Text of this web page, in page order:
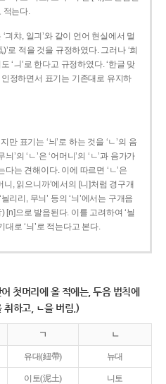
적는다.
긔챠, 일긔’와 같이 언어 현실에서 멀
로 적을 것을 규정하였다. 그러나 ‘희
‘ㅢ’로 한다고 규정하였다. ‘한글 맞
정하면서 표기는 기존대로 유지하
만 표기는 ‘늬’로 하는 것을 ‘ㄴ’의 음
’의 ‘ㄴ’은 ‘어머니’의 ‘ㄴ’과 음가가
다는 견해이다. 이에 따르면 ‘ㄴ’은
니, 읽으니까’에서의 [니]처럼 경구개
리리, 무늬’ 등의 ‘늬’에서는 구개음
[n]으로 발음된다. 이를 고려하여 ‘늴
대로 ‘늬’로 적는다고 본다.
첫머리에 올 적에는, 두음 법칙에
취하고, ㄴ을 버림.)
ㄱ ㄴ
유대(紐帶) 뉴대
이토(泥土) 니토